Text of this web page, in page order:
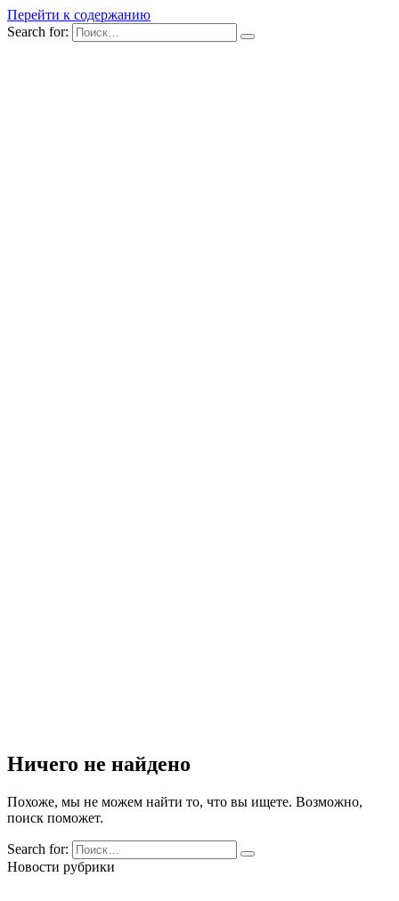
Перейти к содержанию
Search for:
Ничего не найдено
Похоже, мы не можем найти то, что вы ищете. Возможно,
поиск поможет.
Search for:
Новости рубрики